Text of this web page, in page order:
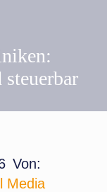
Von:
Media